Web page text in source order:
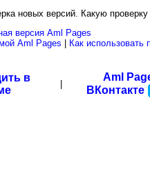
новых версий. Какую
версия Aml Pages
Aml Pages
Как
в
Aml
ВКонтакте